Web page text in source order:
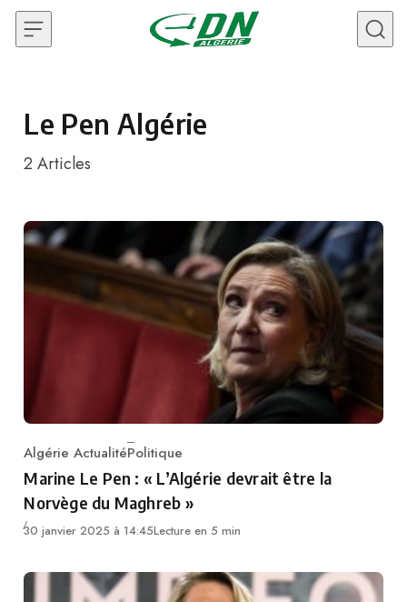
Skip to content
Le Pen Algérie
2 Articles
Category
Algérie ActualitéPolitique
Marine Le Pen : « L’Algérie devrait être la
Norvège du Maghreb »
30 janvier 2025 à 14:45Lecture en 5 min